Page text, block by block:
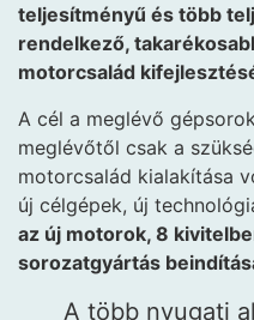
teljesítményű és több
rendelkező,
motorcsalád
A cél a meglévő
meglévőtől csak a
motorcsalád kialakítása
új célgépek, új
az új motorok, 8
sorozatgyártás
A több nyugati